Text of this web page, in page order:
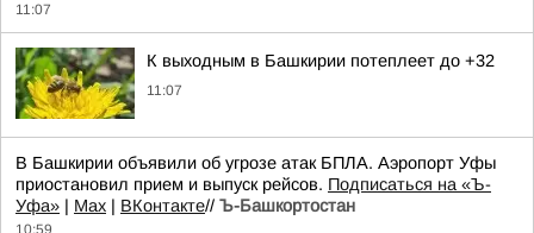
11:07
К выходным в Башкирии потеплеет до +32
11:07
В Башкирии объявили об угрозе атак БПЛА. Аэропорт Уфы
приостановил прием и выпуск рейсов. Подписаться на «Ъ-
Уфа» | Max | ВКонтакте// Ъ-Башкортостан
10:59